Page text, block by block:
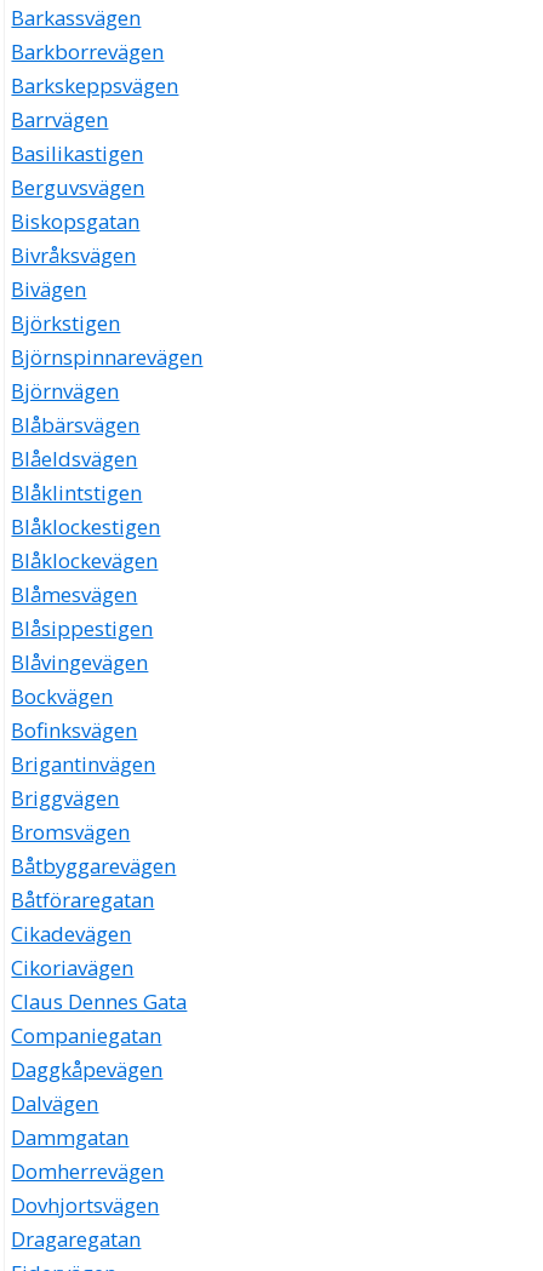
Barkassvägen
Barkborrevägen
Barkskeppsvägen
Barrvägen
Basilikastigen
Berguvsvägen
Biskopsgatan
Bivråksvägen
Bivägen
Björkstigen
Björnspinnarevägen
Björnvägen
Blåbärsvägen
Blåeldsvägen
Blåklintstigen
Blåklockestigen
Blåklockevägen
Blåmesvägen
Blåsippestigen
Blåvingevägen
Bockvägen
Bofinksvägen
Brigantinvägen
Briggvägen
Bromsvägen
Båtbyggarevägen
Båtföraregatan
Cikadevägen
Cikoriavägen
Claus Dennes Gata
Companiegatan
Daggkåpevägen
Dalvägen
Dammgatan
Domherrevägen
Dovhjortsvägen
Dragaregatan